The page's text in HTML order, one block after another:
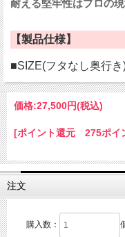
耐える堅牢性はプロの
【製品仕様】
■SIZE(フタなし奥行
価格:27,500円(税込)
[ポイント還元 275ポイ
注文
購入数：